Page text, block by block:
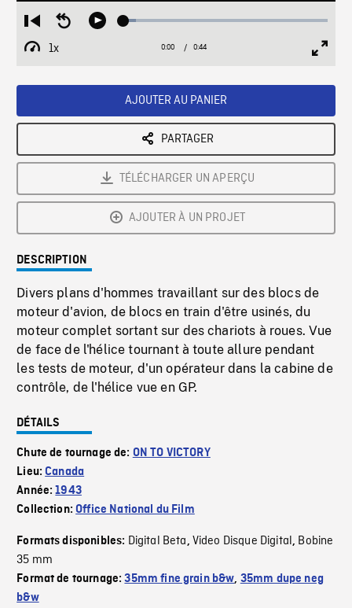
Restart
from
beginning
Seek
Play Loaded:
1x
Playback
Current
0:00 / Duration
0:44
AJOUTER AU PANIER
PARTAGER
TÉLÉCHARGER UN APERÇU
AJOUTER À UN PROJET
DESCRIPTION
Divers plans d'hommes travaillant sur des blocs de
moteur d'avion, de blocs en train d'être usinés, du
moteur complet sortant sur des chariots à roues. Vue
de face de l'hélice tournant à toute allure pendant
les tests de moteur, d'un opérateur dans la cabine de
contrôle, de l'hélice vue en GP.
DÉTAILS
Chute de tournage de: ON TO VICTORY
Lieu:Canada
Année:1943
Collection:Office National du Film
Formats disponibles: Digital Beta, Video Disque Digital, Bobine
35 mm
Format de tournage:35mm fine grain b&w, 35mm dupe neg
b&w